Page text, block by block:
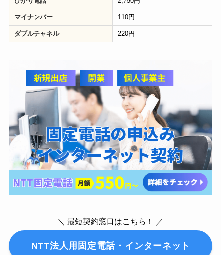
マイナンバー 110円
ダブルチャネル 220円
＼ 最短契約窓口はこちら！ ／
NTT法人用固定電話・インターネット